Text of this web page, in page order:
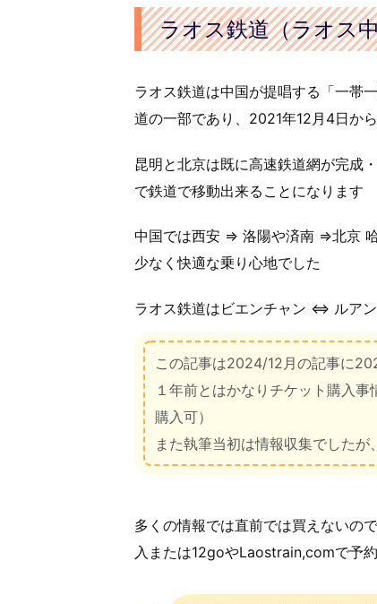
ラオス鉄道（ラオス
ラオス鉄道は中国が提唱する「一帯
道の一部であり、2021年12月4日か
昆明と北京は既に高速鉄道網が完成
で鉄道で移動出来ることになります
中国では西安 ⇒ 洛陽や済南 ⇒北京
少なく快適な乗り心地でした
ラオス鉄道はビエンチャン ⇔ ルア
この記事は2024/12月の記事に
１年前とはかなりチケット購入
購入可）
また執筆当初は情報収集でした
多くの情報では直前では買えないの
入または12goやLaostrain,comで予
チャイマット村の異世界寺院を
マット駅 観光列車の乗り方・時